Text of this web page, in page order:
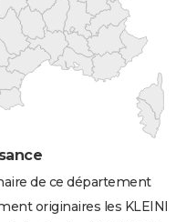
de ce département
originaires les